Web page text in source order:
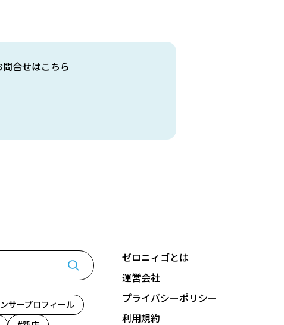
合せはこちら
サープロフィール
ゼロニィゴとは
運営会社
プライバシーポリシー
利用規約